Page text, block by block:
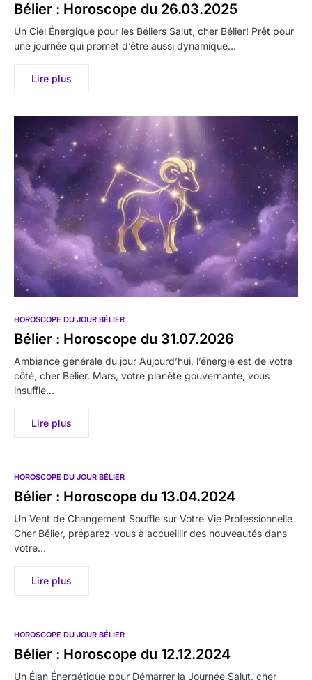
Bélier : Horoscope du 26.03.2025
Un Ciel Énergique pour les Béliers Salut, cher Bélier! Prêt pour
une journée qui promet d’être aussi dynamique…
Lire plus
HOROSCOPE DU JOUR BÉLIER
Bélier : Horoscope du 31.07.2026
Ambiance générale du jour Aujourd’hui, l’énergie est de votre
côté, cher Bélier. Mars, votre planète gouvernante, vous
insuffle…
Lire plus
HOROSCOPE DU JOUR BÉLIER
Bélier : Horoscope du 13.04.2024
Un Vent de Changement Souffle sur Votre Vie Professionnelle
Cher Bélier, préparez-vous à accueillir des nouveautés dans
votre…
Lire plus
HOROSCOPE DU JOUR BÉLIER
Bélier : Horoscope du 12.12.2024
Un Élan Énergétique pour Démarrer la Journée Salut, cher